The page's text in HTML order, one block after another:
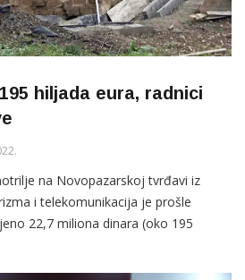
hiljada eura, radnici
na Novopazarskoj tvrđavi iz
i telekomunikacija je prošle
22,7 miliona dinara (oko 195